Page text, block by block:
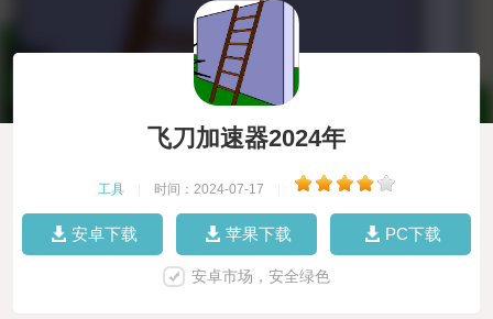
飞刀加速器2024年
工具 时间：2024-07-17
安卓下载 苹果下载 PC下载
安卓市场，安全绿色